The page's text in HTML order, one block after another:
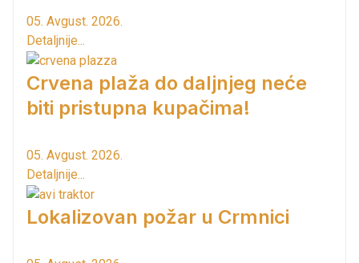
05. Avgust. 2026.
Detaljnije...
Crvena plaža do daljnjeg neće
biti pristupna kupačima!
05. Avgust. 2026.
Detaljnije...
Lokalizovan požar u Crmnici